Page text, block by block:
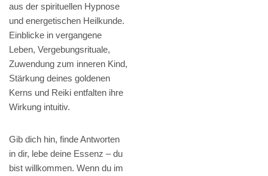
aus der spirituellen Hypnose
und energetischen Heilkunde.
Einblicke in vergangene
Leben, Vergebungsrituale,
Zuwendung zum inneren Kind,
Stärkung deines goldenen
Kerns und Reiki entfalten ihre
Wirkung intuitiv.
Gib dich hin, finde Antworten
in dir, lebe deine Essenz – du
bist willkommen. Wenn du im